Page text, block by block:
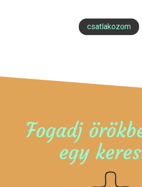
csatlakozom
Fogadj
egy